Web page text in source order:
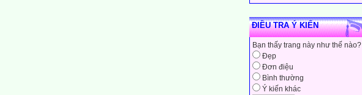
ĐIỀU TRA Ý KIẾN
Bạn thấy trang này như thế nào?
Đẹp
Đơn điệu
Bình thường
Ý kiến khác